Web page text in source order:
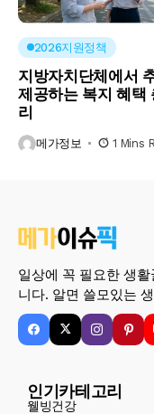
2026지원정책
지방자치단체에서
제공하는 복지 혜택
리
메가정보 1 Mins
일상에 꼭 필요한 생
니다. 알면 쓸모있는
인기카테고리
웰빙건강